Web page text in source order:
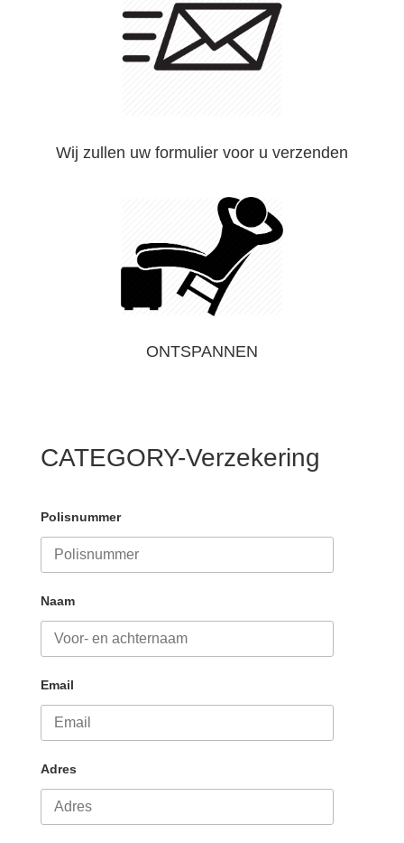
Wij zullen uw formulier voor u verzenden
ONTSPANNEN
CATEGORY-Verzekering
Polisnummer
Naam
Email
Adres